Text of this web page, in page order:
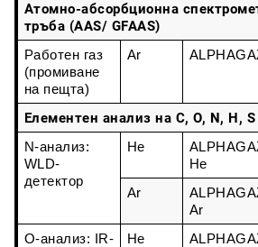
Атомно-абсорбционна
тръба (AAS/ GFAAS)
Работен газ
(промиване
на пещта)
Ar
Елементен анализ на C, O, N, H, S
N-анализ:
WLD-
детектор
He
He
Ar
Ar
O-анализ: IR-
He